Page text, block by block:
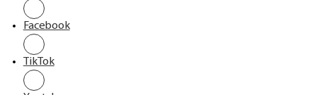
Facebook
TikTok